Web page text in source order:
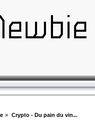
» Crypto - Du pain du vin...